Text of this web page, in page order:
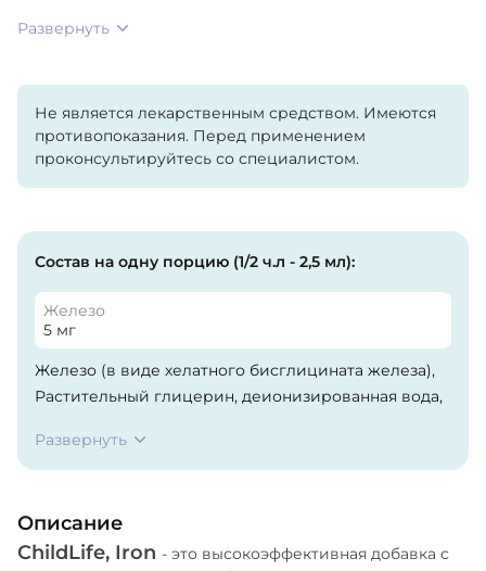
Развернуть
Не является лекарственным средством. Имеются
противопоказания. Перед применением
проконсультируйтесь со специалистом.
Состав на одну порцию (1/2 ч.л - 2,5 мл):
Железо
5 мг
Железо (в виде хелатного бисглицината железа),
Растительный глицерин, деионизированная вода,
кислота, ксантановая камедь.
дрожжей, кукурузы. Не содержит искусственных
красителей, ароматизаторов, подсластителей.
Развернуть
Описание
ChildLife, Iron - это высокоэффективная добавка с